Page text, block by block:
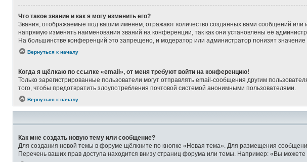
Что такое звание и как я могу изменить его?
Звания, отображаемые под вашим именем, отражают количество созданных вами сообщений
напрямую изменять наименования званий на конференции, так как они установлены её
На большинстве конференций это запрещено, и модератор или администратор понизят
Вернуться к началу
Когда я щёлкаю по ссылке «email», от меня требуют войти на конференцию!
Только зарегистрированные пользователи могут отправлять email-сообщения другим
того, чтобы предотвратить злоупотребления почтовой системой анонимными пользователями.
Вернуться к началу
Как мне создать новую тему или сообщение?
Для создания новой темы в форуме щёлкните по кнопке «Новая тема». Для размещения
Перечень ваших прав доступа находится внизу страниц форума или темы. Например: «Вы